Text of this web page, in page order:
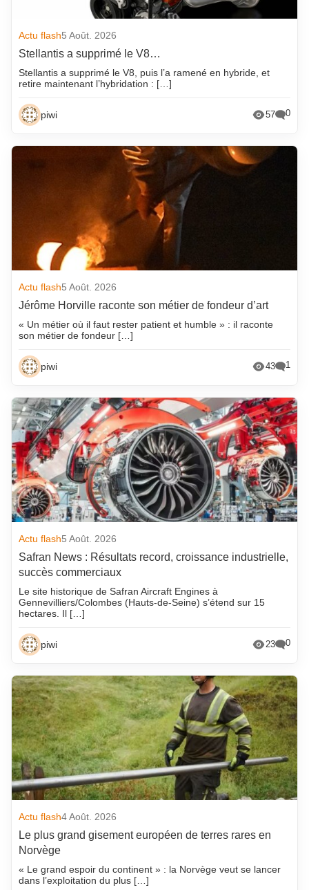
Actu flash5 Août. 2026
Stellantis a supprimé le V8…
Stellantis a supprimé le V8, puis l’a ramené en hybride, et
retire maintenant l’hybridation : […]
piwi 57 0
Actu flash5 Août. 2026
Jérôme Horville raconte son métier de fondeur d’art
« Un métier où il faut rester patient et humble » : il raconte
son métier de fondeur […]
piwi 43 1
Actu flash5 Août. 2026
Safran News : Résultats record, croissance industrielle,
succès commerciaux
Le site historique de Safran Aircraft Engines à
Gennevilliers/Colombes (Hauts-de-Seine) s’étend sur 15
hectares. Il […]
piwi 23 0
Actu flash4 Août. 2026
Le plus grand gisement européen de terres rares en
Norvège
« Le grand espoir du continent » : la Norvège veut se lancer
dans l’exploitation du plus […]